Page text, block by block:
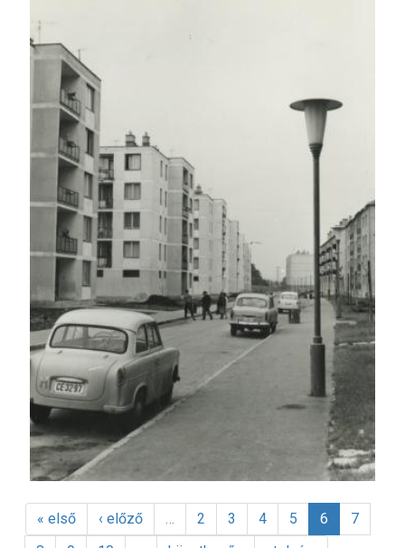
« első ‹ előző … 2 3 4 5 6
7